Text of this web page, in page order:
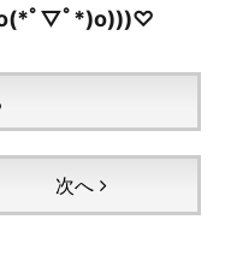
ﾟ▽ﾟ*)o)))♡
次へ